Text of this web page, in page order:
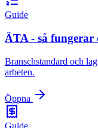
Guide
ÄTA - så fungerar
Branschstandard och
arbeten.
Öppna
Guide